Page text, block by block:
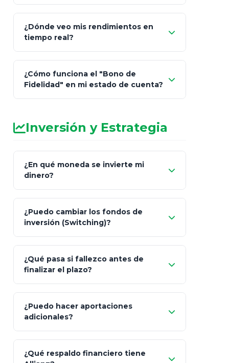
"Link
de Cobro Seguro"
¿Dónde veo mis rendimientos en
tiempo real?
¿Cómo funciona el "Bono de
Fidelidad" en mi estado de cuenta?
Inversión y Estrategia
¿En qué moneda se invierte mi
dinero?
inflación), Dólares o Euros
¿Puedo cambiar los fondos de
inversión (Switching)?
"Switching" (cambio de fondos)
¿Qué pasa si fallezco antes de
finalizar el plazo?
100% a tus
beneficiarios designados
¿Puedo hacer aportaciones
adicionales?
¿Qué respaldo financiero tiene